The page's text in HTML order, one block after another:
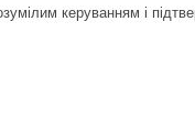
керуванням і